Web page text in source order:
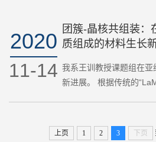
PRIZE）…
2020
11-14
团簇-晶核共组装：
质组成的材料生长
我系王训教授课题组在
新进展。 根据传统的
相互作用决…
上页 1 2 3 下页